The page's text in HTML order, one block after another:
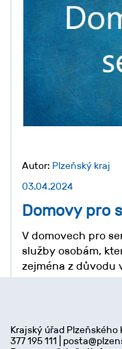
Autor: Plzeňský kraj
03.04.2024
Domovy pro
V domovech pro
služby osobám,
zejména z důvodu
pravidelnou
Číst více
Sociální služby v
Krajský úřad Plzeňského
377 195 111 |